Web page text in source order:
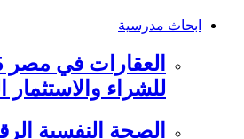
ابحاث مدرسية
للشراء والاستثمار